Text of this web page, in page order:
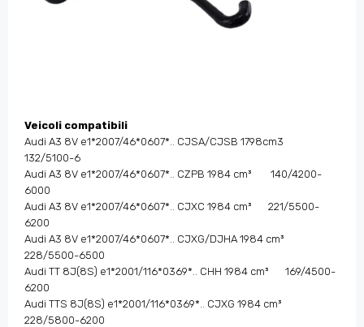
Veicoli compatibili
Audi A3 8V e1*2007/46*0607*.. CJSA/CJSB 1798cm3
132/5100-6
Audi A3 8V e1*2007/46*0607*.. CZPB 1984 cm³ 140/4200-
6000
Audi A3 8V e1*2007/46*0607*.. CJXC 1984 cm³ 221/5500-
6200
Audi A3 8V e1*2007/46*0607*.. CJXG/DJHA 1984 cm³
228/5500-6500
Audi TT 8J(8S) e1*2001/116*0369*.. CHH 1984 cm³ 169/4500-
6200
Audi TTS 8J(8S) e1*2001/116*0369*.. CJXG 1984 cm³
228/5800-6200